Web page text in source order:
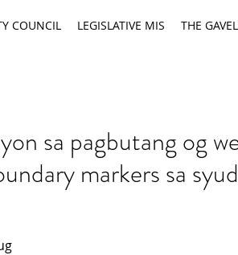
COUNCIL LEGISLATIVE MIS THE GAVEL
sa pagbutang og
markers sa